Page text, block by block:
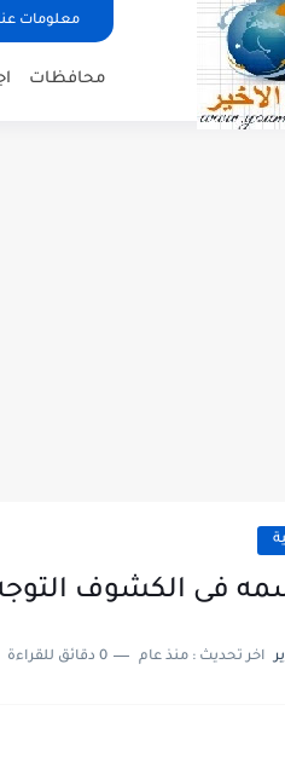
معلومات
محافظات
فى الكشوف التوجه
اخر تحديث : منذ عام 0 دقائق للقراءة